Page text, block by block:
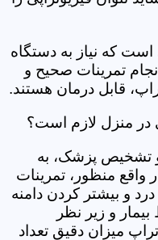
که نیاز به دستگاه
تمرینات صحیح و
قابل درمان هستند.
در منزل لازم است؟
و تشخیص پزشک، به
واقع منظور، تمرینات
و بیشتر کردن دامنه
و زیر نظر
میزان دقیق تعداد